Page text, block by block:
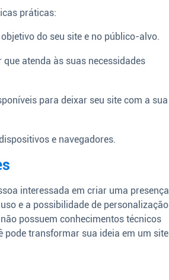
práticas:
do seu site e no público-alvo.
atenda às suas necessidades
para deixar seu site com a sua
e navegadores.
interessada em criar uma presença
e a possibilidade de personalização
possuem conhecimentos técnicos
pode transformar sua ideia em um site